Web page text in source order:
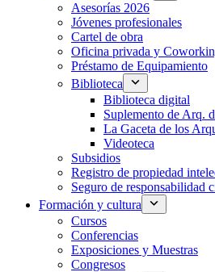
Asesorías 2026
Jóvenes profesionales
Cartel de obra
Oficina privada y
Préstamo de Equipamiento
Biblioteca
Biblioteca digital
Suplemento de Arq.
La Gaceta de los
Videoteca
Subsidios
Registro de propiedad
Seguro de responsabilidad
Formación y cultura
Cursos
Conferencias
Exposiciones y Muestras
Congresos